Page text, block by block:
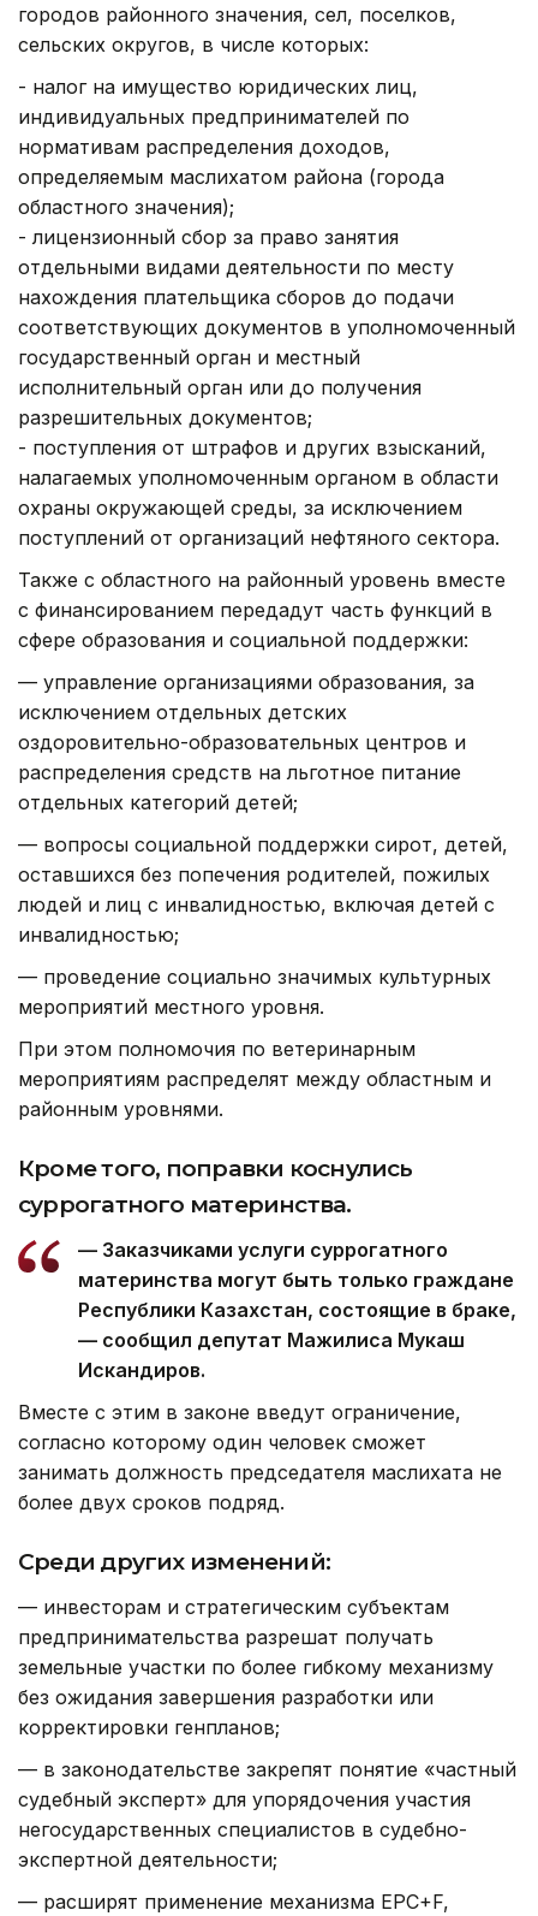
городов районного значения, сел, поселков,
сельских округов, в числе которых:
- налог на имущество юридических лиц,
индивидуальных предпринимателей по
нормативам распределения доходов,
определяемым маслихатом района (города
областного значения);
- лицензионный сбор за право занятия
отдельными видами деятельности по месту
нахождения плательщика сборов до подачи
соответствующих документов в уполномоченный
государственный орган и местный
исполнительный орган или до получения
разрешительных документов;
- поступления от штрафов и других взысканий,
налагаемых уполномоченным органом в области
охраны окружающей среды, за исключением
поступлений от организаций нефтяного сектора.
Также с областного на районный уровень вместе
с финансированием передадут часть функций в
сфере образования и социальной поддержки:
— управление организациями образования, за
исключением отдельных детских
оздоровительно-образовательных центров и
распределения средств на льготное питание
отдельных категорий детей;
— вопросы социальной поддержки сирот, детей,
оставшихся без попечения родителей, пожилых
людей и лиц с инвалидностью, включая детей с
инвалидностью;
— проведение социально значимых культурных
мероприятий местного уровня.
При этом полномочия по ветеринарным
мероприятиям распределят между областным и
районным уровнями.
Кроме того, поправки коснулись
суррогатного материнства.
— Заказчиками услуги суррогатного
материнства могут быть только граждане
Республики Казахстан, состоящие в браке,
— сообщил депутат Мажилиса Мукаш
Искандиров.
Вместе с этим в законе введут ограничение,
согласно которому один человек сможет
занимать должность председателя маслихата не
более двух сроков подряд.
Среди других изменений:
— инвесторам и стратегическим субъектам
предпринимательства разрешат получать
земельные участки по более гибкому механизму
без ожидания завершения разработки или
корректировки генпланов;
— в законодательстве закрепят понятие «частный
судебный эксперт» для упорядочения участия
негосударственных специалистов в судебно-
экспертной деятельности;
— расширят применение механизма EPC+F,